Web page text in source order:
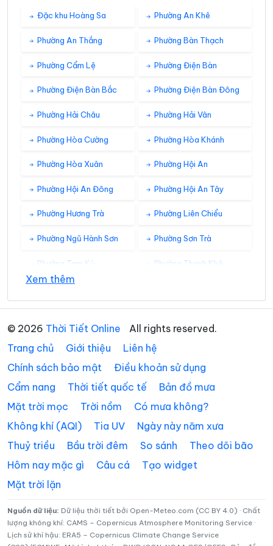
06:00 28°/32° Mây đen u ám
29° 32° Mây đen u ám
09:00 29°/33° Mây đen u ám
10:00 31°/ 34° Mây đen u ám
35°
14:00 36°
15:00 / 37° Trời ít mây
16:00 33° /36° Mây rải rác
17:00
18:00 /35° Mây rải rác
Đặc khu Hoàng Sa Phường An Khê
Phường An Thắng Phường Bàn Thạch
Phường Cẩm Lệ Phường Điện Bàn
Phường Điện Bàn Bắc Phường Điện Bàn Đông
Phường Hải Châu Phường Hải Vân
Phường Hòa Cường Phường Hòa Khánh
Phường Hòa Xuân Phường Hội An
Phường Hội An Đông Phường Hội An Tây
Phường Hương Trà Phường Liên Chiểu
Phường Ngũ Hành Sơn Phường Sơn Trà
Phường Tam Kỳ Phường Thanh Khê
Xã Đắc Pring
Xã Đại Lộc Xã Điện Bàn Tây
Xã Đồng Dương Xã Đông Giang
Xã Đức Phú Xã Duy Nghĩa
Xã Hà Nha Xã Hiệp Đức
Xã Hòa Tiến
Xã Hùng Sơn Xã Khâm Đức
Xã La Dêê Xã La Êê
Xem thêm
© 2026 Thời Tiết Online
All rights reserved.
Trang chủ
Giới thiệu
Liên hệ
Chính sách bảo mật
Điều khoản sử dụng
Cẩm nang
Thời tiết quốc tế
Bản đồ mưa
Mặt trời mọc
Trời nồm
Có mưa không?
Không khí (AQI)
Tia UV
Ngày này năm xưa
Thuỷ triều
Bầu trời đêm So sánh
Theo dõi bão
Hôm nay mặc gì
Câu cá
Tạo widget
Mặt trời lặn
Nguồn dữ liệu: Dữ liệu thời tiết bởi Open-Meteo.com (CC BY 4.0) · Chất
lượng không khí: CAMS – Copernicus Atmosphere Monitoring Service ·
Lịch sử khí hậu: ERA5 – Copernicus Climate Change Service